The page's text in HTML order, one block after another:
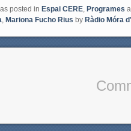
c
e
b
o
o
i
t
t
e
r
posted in Espai CERE, Programes
, Mariona Fucho Rius by Ràdio Móra